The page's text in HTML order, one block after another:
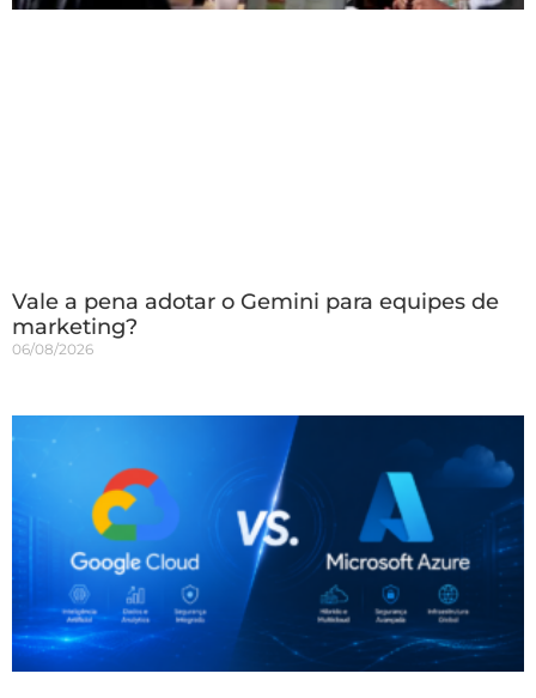
Vale a pena adotar o Gemini para equipes de
marketing?
06/08/2026